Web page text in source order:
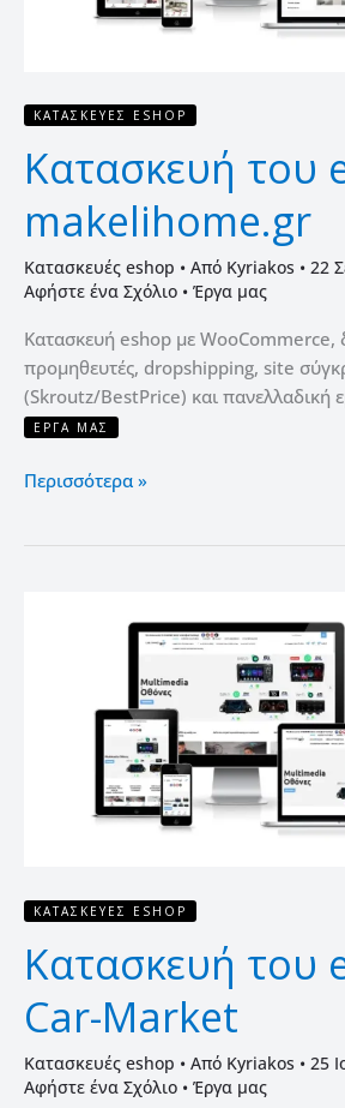
ΚΑΤΑΣΚΕΥΈΣ ESHOP
Κατασκευή του
makelihome.gr
Κατασκευές eshop • Από Kyriakos • 22
Αφήστε ένα Σχόλιο • Έργα μας
Κατασκευή eshop με WooCommerce,
προμηθευτές, dropshipping, site
(Skroutz/BestPrice) και πανελλαδική
ΈΡΓΑ ΜΑΣ
Περισσότερα »
ΚΑΤΑΣΚΕΥΈΣ ESHOP
Κατασκευή του
Car-Market
Κατασκευές eshop • Από Kyriakos • 25
Αφήστε ένα Σχόλιο • Έργα μας